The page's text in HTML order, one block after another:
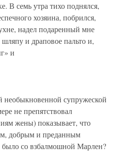
В семь утра тихо поднялся,
хозяина, побрился,
надел подаренный мне
и драповое пальто и,
и
необыкновенной супружеской
не препятствовал
жены) показывает, что
добрым и преданным
было со взбалмошной Марлен?